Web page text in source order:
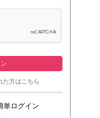
サービス一時停止の
スによる一部サービ
た方はこちら
単ログイン